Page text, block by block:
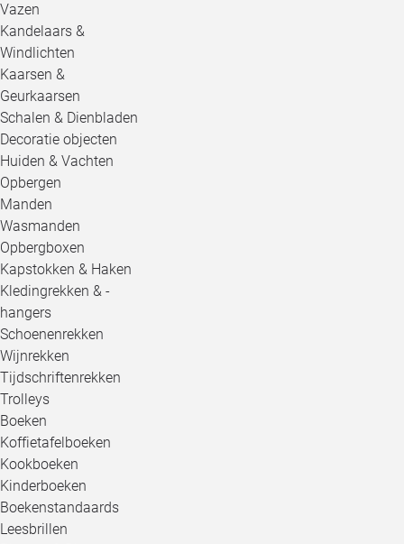
Vazen
Kandelaars &
Windlichten
Kaarsen &
Geurkaarsen
Schalen & Dienbladen
Decoratie objecten
Huiden & Vachten
Opbergen
Manden
Wasmanden
Opbergboxen
Kapstokken & Haken
Kledingrekken & -
hangers
Schoenenrekken
Wijnrekken
Tijdschriftenrekken
Trolleys
Boeken
Koffietafelboeken
Kookboeken
Kinderboeken
Boekenstandaards
Leesbrillen